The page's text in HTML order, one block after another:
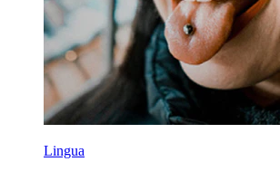
Lingua